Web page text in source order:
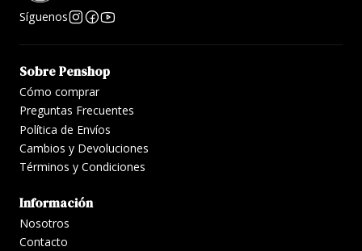
Síguenos
Sobre Penshop
Cómo comprar
Preguntas Frecuentes
Política de Envíos
Cambios y Devoluciones
Términos y Condiciones
Información
Nosotros
Contacto